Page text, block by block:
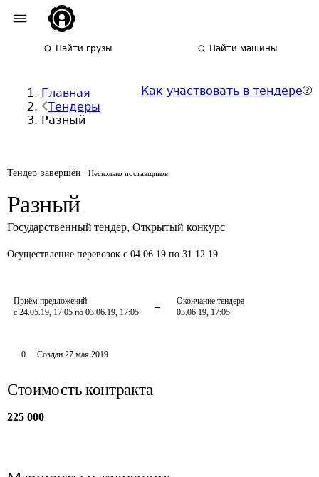
Найти грузы Найти машины
Главная
Тендеры
Разный
Как участвовать в тендере
Тендер завершён Несколько поставщиков
Разный
Государственный тендер, Открытый конкурс
Осуществление перевозок с 04.06.19 по 31.12.19
Приём предложений
с 24.05.19, 17:05 по 03.06.19, 17:05
Окончание тендера
03.06.19, 17:05
0 Создан 27 мая 2019
Стоимость контракта
225 000